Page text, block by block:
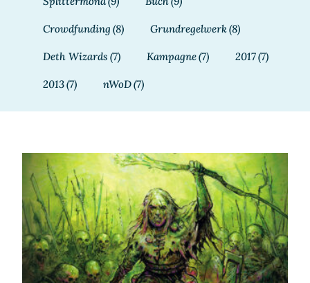
Crowdfunding (8) Grundregelwerk(8)
Deth Wizards (7) Kampagne(7) 2017(7)
2013(7) nWoD(7)
Scorp spielt Solo – S³ – Deth
Wizards – Dunkle Apotheose